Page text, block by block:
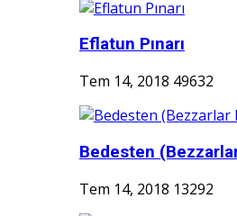
Eflatun Pınarı
Tem 14, 2018 49632
Bedesten
Tem 14, 2018 13292